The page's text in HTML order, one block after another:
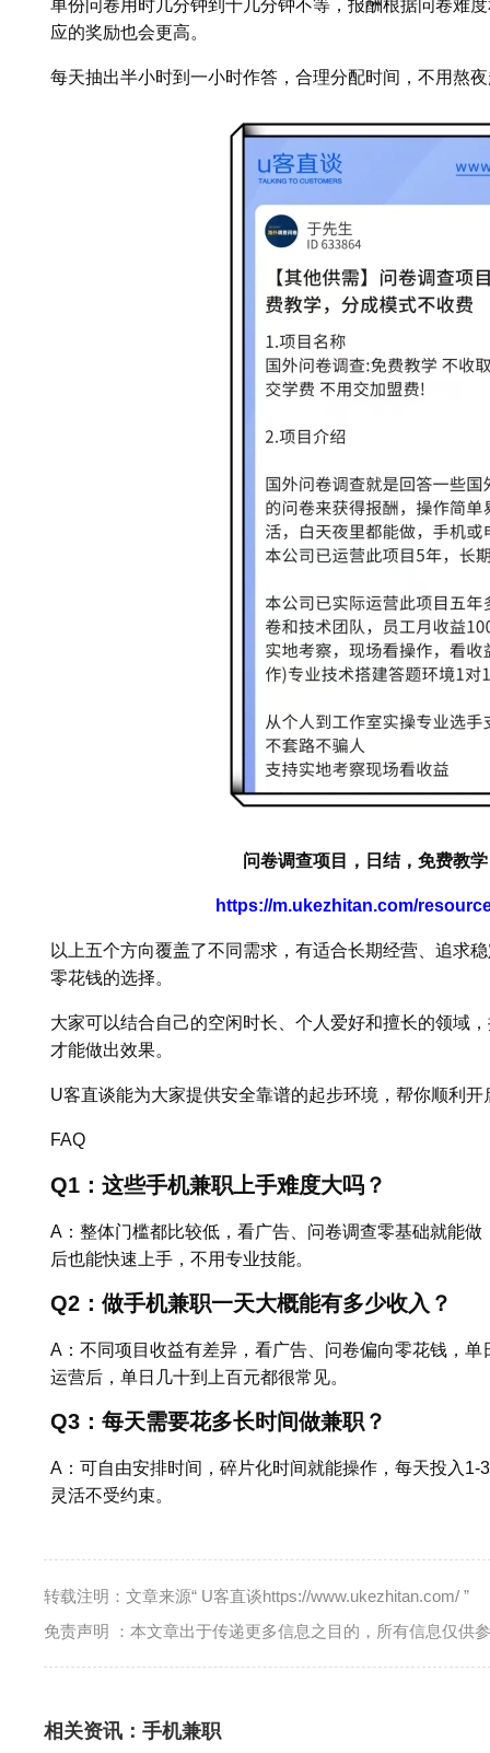
单份问卷用时几分钟到十几分钟不等，报酬根据问卷难
应的奖励也会更高。
每天抽出半小时到一小时作答，合理分配时间，不用熬
问卷调查项目，日结，免费教
https://m.ukezhitan.com/
以上五个方向覆盖了不同需求，有适合长期经营、追求
零花钱的选择。
大家可以结合自己的空闲时长、个人爱好和擅长的领域
才能做出效果。
U客直谈能为大家提供安全靠谱的起步环境，帮你顺利开
FAQ
Q1：这些手机兼职上手难度大吗？
A：整体门槛都比较低，看广告、问卷调查零基础就能
后也能快速上手，不用专业技能。
Q2：做手机兼职一天大概能有多少收入？
A：不同项目收益有差异，看广告、问卷偏向零花钱，
运营后，单日几十到上百元都很常见。
Q3：每天需要花多长时间做兼职？
A：可自由安排时间，碎片化时间就能操作，每天投入
灵活不受约束。
转载注明：文章来源“ U客直谈https://www.ukezhitan.com/ ”
免责声明 ：本文章出于传递更多信息之目的，所有信息仅供
相关资讯： 手机兼职